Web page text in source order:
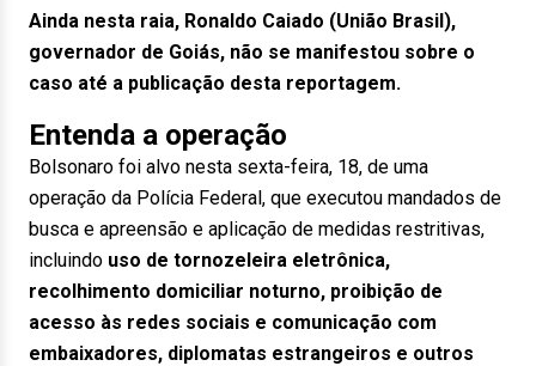
Ainda nesta raia, Ronaldo Caiado (União Brasil),
governador de Goiás, não se manifestou sobre o
caso até a publicação desta reportagem.
Entenda a operação
Bolsonaro foi alvo nesta sexta-feira, 18, de uma
operação da Polícia Federal, que executou mandados de
busca e apreensão e aplicação de medidas restritivas,
incluindo uso de tornozeleira eletrônica,
recolhimento domiciliar noturno, proibição de
acesso às redes sociais e comunicação com
embaixadores, diplomatas estrangeiros e outros